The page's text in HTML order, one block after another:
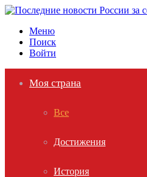
Меню
Поиск
Войти
Моя страна
Все
Достижения
История